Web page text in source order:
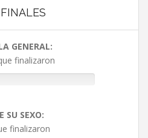
GENERAL:
finalizaron
SU SEXO:
finalizaron